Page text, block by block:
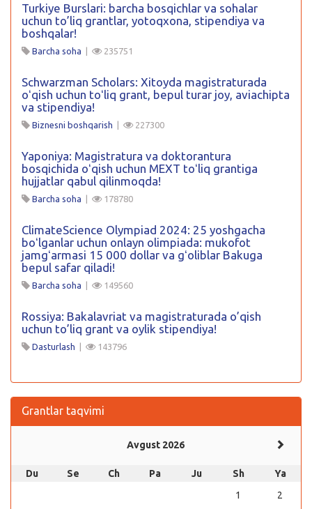
Turkiye Burslari: barcha bosqichlar va sohalar
uchun to’liq grantlar, yotoqxona, stipendiya va
boshqalar!
Barcha soha | 235751
Schwarzman Scholars: Xitoyda magistraturada
oʻqish uchun toʻliq grant, bepul turar joy, aviachipta
va stipendiya!
Biznesni boshqarish | 227300
Yaponiya: Magistratura va doktorantura
bosqichida oʻqish uchun MEXT toʻliq grantiga
hujjatlar qabul qilinmoqda!
Barcha soha | 178780
ClimateScience Olympiad 2024: 25 yoshgacha
boʻlganlar uchun onlayn olimpiada: mukofot
jamgʻarmasi 15 000 dollar va gʻoliblar Bakuga
bepul safar qiladi!
Barcha soha | 149560
Rossiya: Bakalavriat va magistraturada o’qish
uchun to’liq grant va oylik stipendiya!
Dasturlash | 143796
Grantlar taqvimi
Avgust 2026
Du Se Ch Pa Ju Sh
Ya
1
2